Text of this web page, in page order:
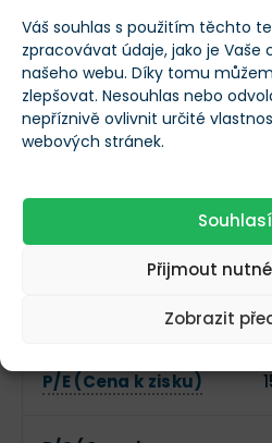
Váš souhlas s použitím těchto
zpracovávat údaje, jako je Vaše
našeho webu. Díky tomu
zlepšovat. Nesouhlas nebo
nepříznivě ovlivnit určité
webových stránek.
Přijmout
Zobrazit
Valuace
Tržní kapitalizace
EV (Hodnota
P/E (Cena k zisku)